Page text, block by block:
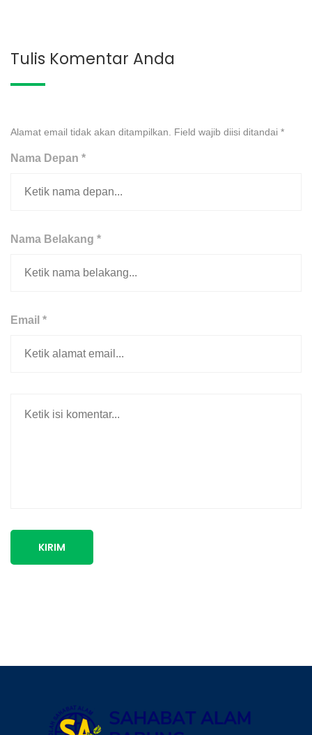
Tulis Komentar Anda
Alamat email tidak akan ditampilkan. Field wajib diisi ditandai *
Nama Depan *
Nama Belakang *
Email *
KIRIM